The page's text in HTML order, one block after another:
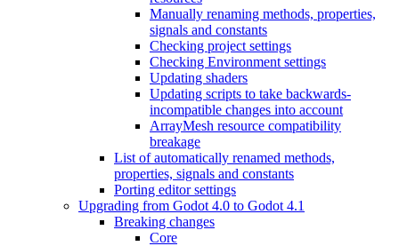
Manually renaming methods, properties,
signals and constants
Checking project settings
Checking Environment settings
Updating shaders
Updating scripts to take backwards-
incompatible changes into account
ArrayMesh resource compatibility
breakage
List of automatically renamed methods,
properties, signals and constants
Porting editor settings
Upgrading from Godot 4.0 to Godot 4.1
Breaking changes
Core